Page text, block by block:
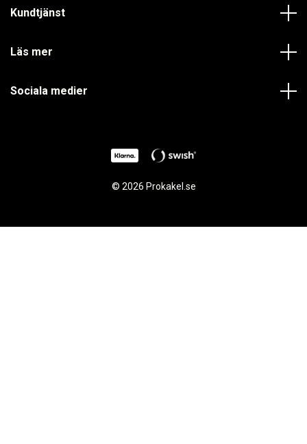
Kundtjänst
Läs mer
Sociala medier
© 2026 Prokakel.se